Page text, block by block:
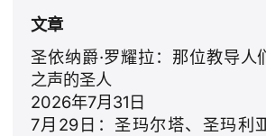
文章
圣依纳爵·罗耀拉：那位教导人
之声的圣人
2026年7月31日
7月29日：圣玛尔塔、圣玛利